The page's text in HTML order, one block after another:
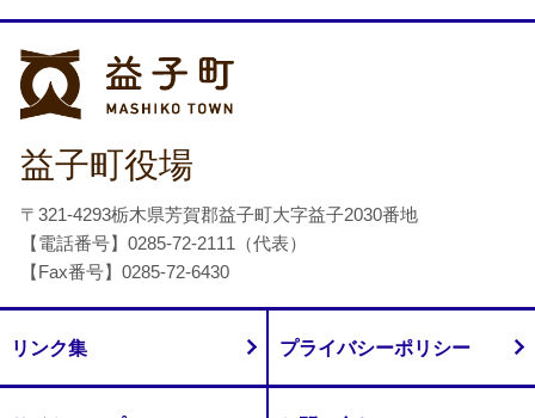
益子町役場
〒321-4293栃木県芳賀郡益子町大字益子2030番地
【電話番号】0285-72-2111（代表）
【Fax番号】0285-72-6430
リンク集 プライバシーポリシー